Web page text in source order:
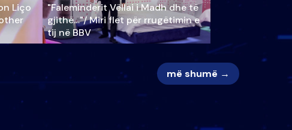
Liço
"Faleminderit Vëllai i Madh dhe të
gjithë…"/ Miri flet për rrugëtimin e
tij në BBV
më shumë →